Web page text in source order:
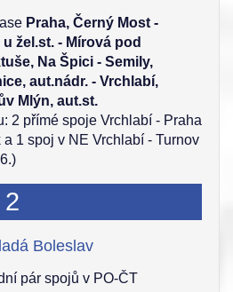
Praha, Černý Most -
žel.st. - Mírová pod
Na Špici - Semily,
aut.nádr. - Vrchlabí,
Mlýn, aut.st.
2 přímé spoje Vrchlabí - Praha
a 1 spoj v NE Vrchlabí - Turnov
Boleslav
pár spojů v PO-ČT